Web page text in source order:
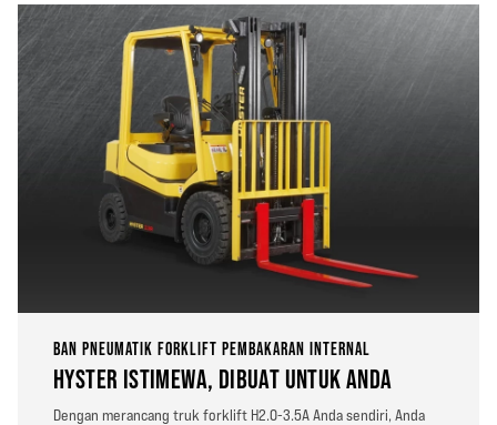
BAN PNEUMATIK FORKLIFT PEMBAKARAN INTERNAL
HYSTER ISTIMEWA, DIBUAT UNTUK ANDA
Dengan merancang truk forklift H2.0-3.5A Anda sendiri, Anda